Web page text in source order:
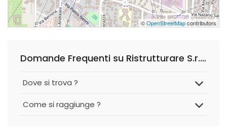
©OpenStreetMapcontributors
Domande Frequenti su Ristrutturare S.r.l.s.
Dove si trova ?
Come si raggiunge ?